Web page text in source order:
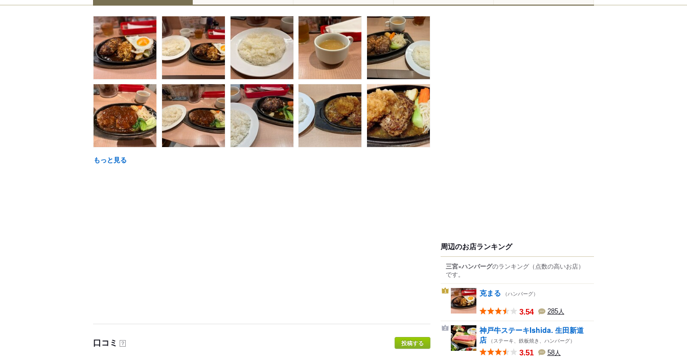
もっと見る
口コミ ？ 投稿する
周辺のお店ランキング
三宮×ハンバーグのランキング （点数の高いお店）
です。
1 克まる （ハンバーグ）
3.54 285人
2
神戸牛ステーキIshida. 生田新道
店 （ステーキ、鉄板焼き、ハンバーグ）
3.51 58人